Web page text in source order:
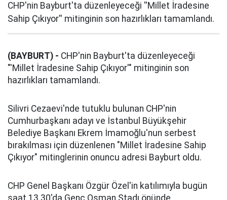
CHP'nin Bayburt'ta düzenleyeceği ''Millet İradesine
Sahip Çıkıyor'' mitinginin son hazırlıkları tamamlandı.
(BAYBURT) - CHP'nin Bayburt'ta düzenleyeceği
"'Millet İradesine Sahip Çıkıyor'" mitinginin son
hazırlıkları tamamlandı.
Silivri Cezaevi'nde tutuklu bulunan CHP'nin
Cumhurbaşkanı adayı ve İstanbul Büyükşehir
Belediye Başkanı Ekrem İmamoğlu'nun serbest
bırakılması için düzenlenen "Millet İradesine Sahip
Çıkıyor" mitinglerinin onuncu adresi Bayburt oldu.
CHP Genel Başkanı Özgür Özel'in katılımıyla bugün
saat 13.30'da Genç Osman Stadı önünde